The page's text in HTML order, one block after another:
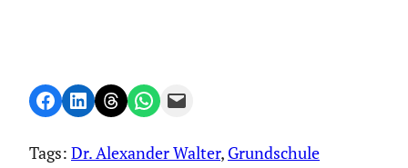
Share on Facebook
Share on LinkedIn
Share on Threads
Share on WhatsApp
Email this Page
Tags: Dr. Alexander Walter, Grundschule